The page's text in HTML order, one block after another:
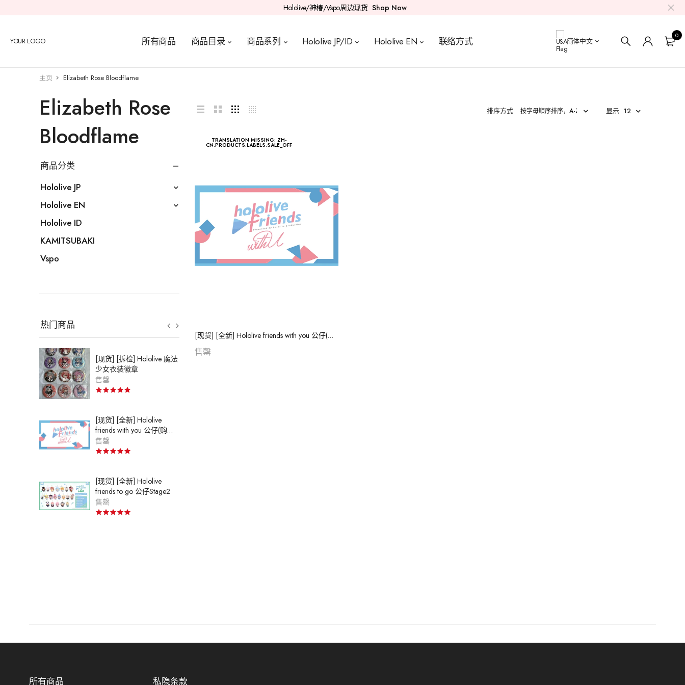
Hololive/神椿/Vspo周边现货 Shop Now
YOUR LOGO 所有商品 商品目录 商品系列 Hololive JP/ID Hololive EN 联络方式 简体中文
0
主页 Elizabeth Rose Bloodflame
Elizabeth Rose
Bloodflame
商品分类
Hololive JP
Hololive EN
Hololive ID
KAMITSUBAKI
Vspo
热门商品
[现货] [拆检] Hololive 魔法
少女衣装徽章
售罄
[现货] [全新] Hololive
friends with you 公仔(购买3
只或以上时，每只优惠$15)
售罄
[现货] [全新] Hololive
friends to go 公仔Stage2
售罄
排序方式 显示
TRANSLATION MISSING: ZH-
CN.PRODUCTS.LABELS.SALE_OFF
[现货] [全新] Hololive friends with you 公仔(购买3只或以上时，每只优惠$15)
售罄
所有商品 私隐条款